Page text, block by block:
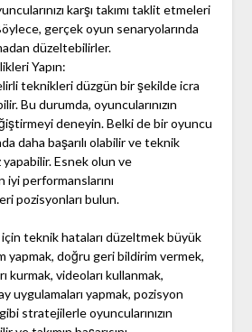
karşı takımı taklit etmeleri
gerçek oyun senaryolarında
düzeltebilirler.
Yapın:
teknikleri düzgün bir şekilde icra
Bu durumda, oyuncularınızın
deneyin. Belki de bir oyuncu
daha başarılı olabilir ve teknik
yapabilir. Esnek olun ve
iyi performanslarını
pozisyonları bulun.
teknik hataları düzeltmek büyük
yapmak, doğru geri bildirim vermek,
kurmak, videoları kullanmak,
uygulamaları yapmak, pozisyon
stratejilerle oyuncularınızın